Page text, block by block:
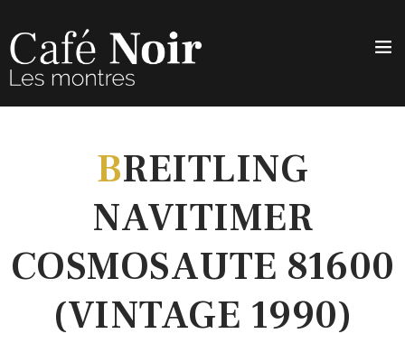
BREITLING
NAVITIMER
COSMOSAUTE 81600
(VINTAGE 1990)